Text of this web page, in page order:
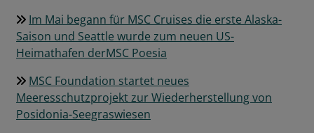
Im Mai begann für MSC Cruises die erste Alaska-
Saison und Seattle wurde zum neuen US-
Heimathafen derMSC Poesia
MSC Foundation startet neues
Meeresschutzprojekt zur Wiederherstellung von
Posidonia-Seegraswiesen